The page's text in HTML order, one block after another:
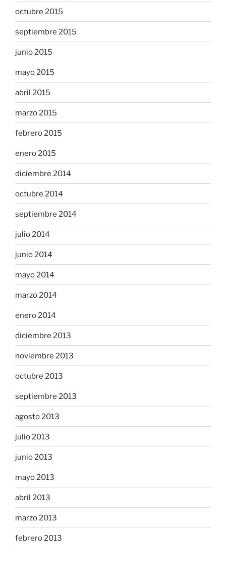
octubre 2015
septiembre 2015
junio 2015
mayo 2015
abril 2015
marzo 2015
febrero 2015
enero 2015
diciembre 2014
octubre 2014
septiembre 2014
julio 2014
junio 2014
mayo 2014
marzo 2014
enero 2014
diciembre 2013
noviembre 2013
octubre 2013
septiembre 2013
agosto 2013
julio 2013
junio 2013
mayo 2013
abril 2013
marzo 2013
febrero 2013